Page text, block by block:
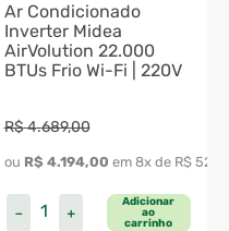
87
Ar Condicionado
Inverter Midea
AirVolution 22.000
BTUs Frio Wi-Fi | 220V
R$4.689,00
ou R$ 4.194,00 em 8x de R$ 524
＋
－
Adicionar
ao
carrinho